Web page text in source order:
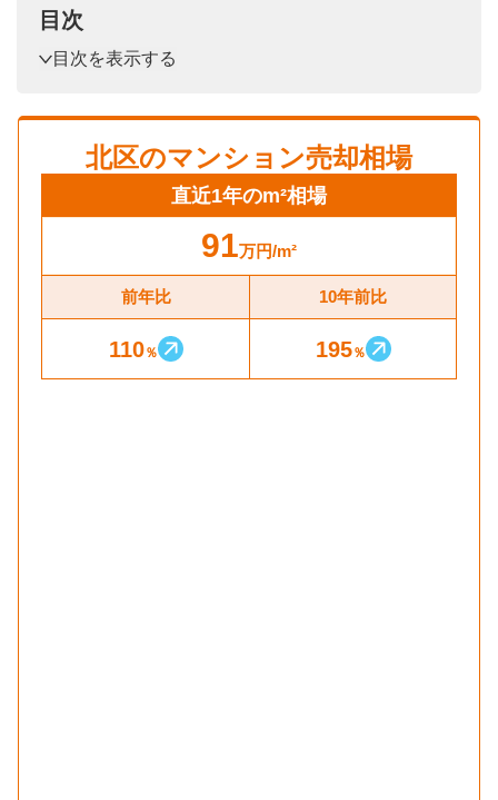
目次
目次を表示する
北区のマンション売却相場
直近1年のm²相場
91万円/m²
前年比 10年前比
110％ 195％